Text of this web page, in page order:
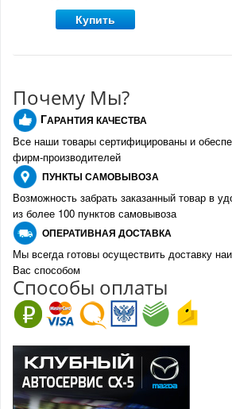
Купить
Почему Мы?
ГАРАНТИЯ КАЧЕСТВА
Все наши товары сертифицированы и
фирм-производителей
ПУНКТЫ САМОВЫВОЗА
Возможность забрать заказанный товар в
из более 100 пунктов самовывоза
ОПЕРАТИВНАЯ ДОСТАВКА
Мы всегда готовы осуществить доставку
Вас способом
Способы оплаты